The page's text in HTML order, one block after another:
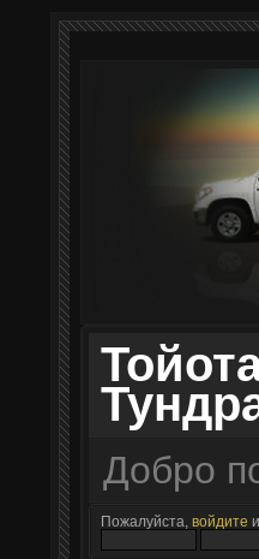
Добро
Пожалуйста,войдите